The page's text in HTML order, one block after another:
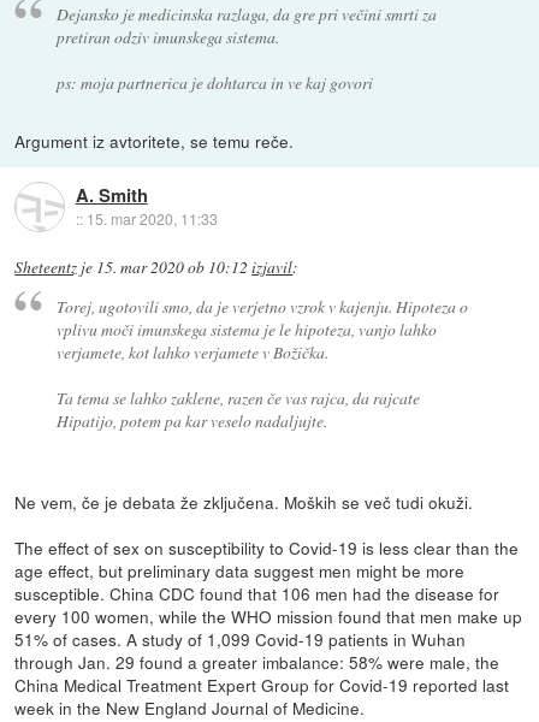
Dejansko je medicinska razlaga, da gre pri večini smrti za
pretiran odziv imunskega sistema.
ps: moja partnerica je dohtarca in ve kaj govori
Argument iz avtoritete, se temu reče.
A. Smith
:: 15. mar 2020, 11:33
Sheteentz je 15. mar 2020 ob 10:12 izjavil:
Torej, ugotovili smo, da je verjetno vzrok v kajenju. Hipoteza o
vplivu moči imunskega sistema je le hipoteza, vanjo lahko
verjamete, kot lahko verjamete v Božička.
Ta tema se lahko zaklene, razen če vas rajca, da rajcate
Hipatijo, potem pa kar veselo nadaljujte.
Ne vem, če je debata že zključena. Moških se več tudi okuži.
The effect of sex on susceptibility to Covid-19 is less clear than the
age effect, but preliminary data suggest men might be more
susceptible. China CDC found that 106 men had the disease for
every 100 women, while the WHO mission found that men make up
51% of cases. A study of 1,099 Covid-19 patients in Wuhan
through Jan. 29 found a greater imbalance: 58% were male, the
China Medical Treatment Expert Group for Covid-19 reported last
week in the New England Journal of Medicine.